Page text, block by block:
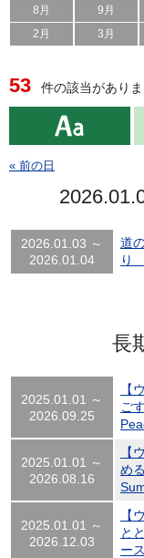
8月 9月
2月
3月
53 件の該当がありま
« 前の日
2026.01.03 ～
2026.01.04
道
り
長
2025.01.01 ～
2026.09.25
【
ご
2025.01.01 ～
2026.08.16
【
め
2025.01.01 ～
2026.12.03
【
と
ー